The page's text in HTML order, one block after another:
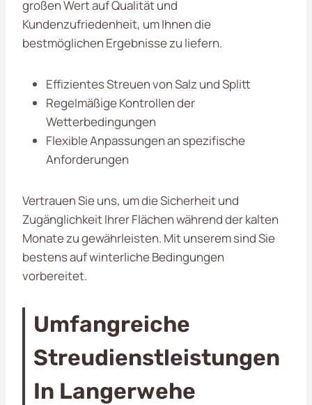
großen Wert auf Qualität und
Kundenzufriedenheit, um Ihnen die
bestmöglichen Ergebnisse zu liefern.
Effizientes Streuen von Salz und Splitt
Regelmäßige Kontrollen der
Wetterbedingungen
Flexible Anpassungen an spezifische
Anforderungen
Vertrauen Sie uns, um die Sicherheit und
Zugänglichkeit Ihrer Flächen während der kalten
Monate zu gewährleisten. Mit unseremsind Sie
bestens auf winterliche Bedingungen
vorbereitet.
Umfangreiche
Streudienstleistungen
In Langerwehe